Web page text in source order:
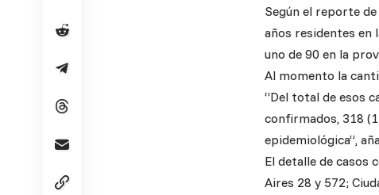
Según el reporte
años residentes en
uno de 90 en la
Al momento la
“Del total de esos
confirmados, 318
epidemiológica”,
El detalle de casos
Aires 28 y 572;